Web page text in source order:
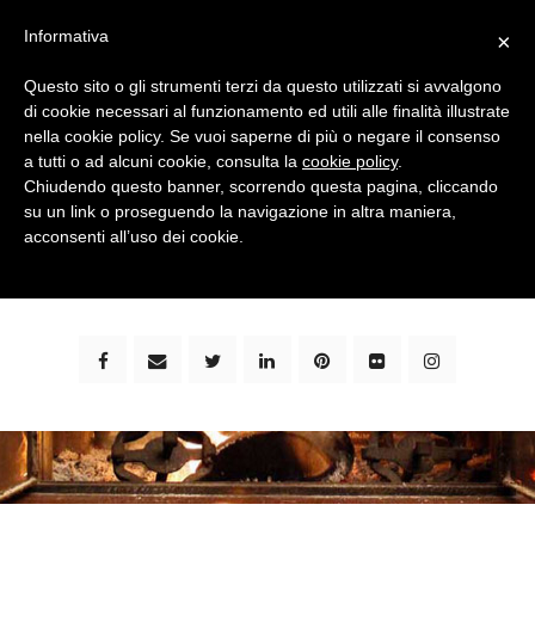
bimbi e viaggi - family travel blog: community #1 in
×
Informativa
Questo sito o gli strumenti terzi da questo utilizzati si avvalgono
di cookie necessari al funzionamento ed utili alle finalità illustrate
nella cookie policy. Se vuoi saperne di più o negare il consenso
a tutti o ad alcuni cookie, consulta la cookie policy.
Chiudendo questo banner, scorrendo questa pagina, cliccando
su un link o proseguendo la navigazione in altra maniera,
acconsenti all’uso dei cookie.